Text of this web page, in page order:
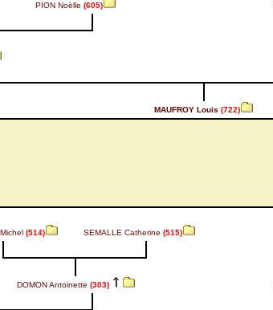
PION Noëlle (605)
MAUFROY Louis (722)
(514) SEMALLE Catherine (515)
DOMON Antoinette (303)